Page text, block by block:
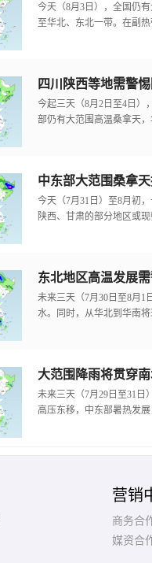
今天（8月3日），全国仍
至华北、东北一带。在副
今起三天（8月2日至4日）
部仍有大范围高温桑拿天
中东部大范围桑拿
今天（7月31日）至8月初
陕西、甘肃的部分地区或
东北地区高温发展
未来三天（7月30日至8月1
水。同时，从华北到华南
大范围降雨将贯穿
未来三天（7月29日至31日
高压东移，中东部暑热发
营销
商务合
媒资合